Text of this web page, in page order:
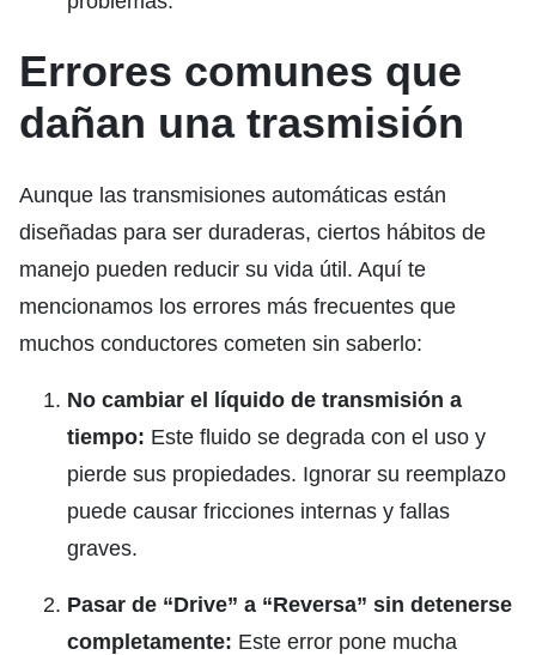
Errores comunes que
dañan una trasmisión
Aunque las transmisiones automáticas están
diseñadas para ser duraderas, ciertos hábitos de
manejo pueden reducir su vida útil. Aquí te
mencionamos los errores más frecuentes que
muchos conductores cometen sin saberlo:
No cambiar el líquido de transmisión a
tiempo: Este fluido se degrada con el uso y
pierde sus propiedades. Ignorar su reemplazo
puede causar fricciones internas y fallas
graves.
Pasar de “Drive” a “Reversa” sin detenerse
completamente: Este error pone mucha